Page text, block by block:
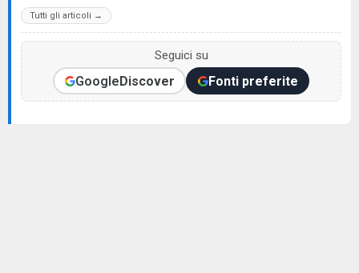
Tutti gli articoli →
Seguici su
GoogleDiscover Fonti preferite